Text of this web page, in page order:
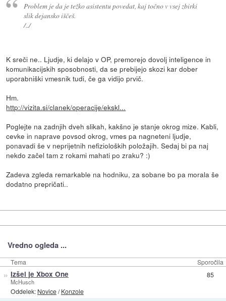
Problem je da je težko asistentu povedat, kaj točno v vsej zbirki
slik dejansko iščeš.
/../
K sreči ne.. Ljudje, ki delajo v OP, premorejo dovolj inteligence in
komunikacijskih sposobnosti, da se prebijejo skozi kar dober
uporabniški vmesnik tudi, če ga vidijo prvič.
Hm.
http://vizita.si/clanek/operacije/ekskl...
Poglejte na zadnjih dveh slikah, kakšno je stanje okrog mize. Kabli,
cevke in naprave povsod okrog, vmes pa nagneteni ljudje,
ponavadi še v neprijetnih nefizioloških položajih. Sedaj bi pa naj
nekdo začel tam z rokami mahati po zraku? :)
Zadeva zgleda remarkable na hodniku, za sobane bo pa morala še
dodatno prepričati..
Vredno ogleda ...
Tema Sporočila
» Izšel je Xbox One
McHusch
Oddelek: Novice/Konzole
85